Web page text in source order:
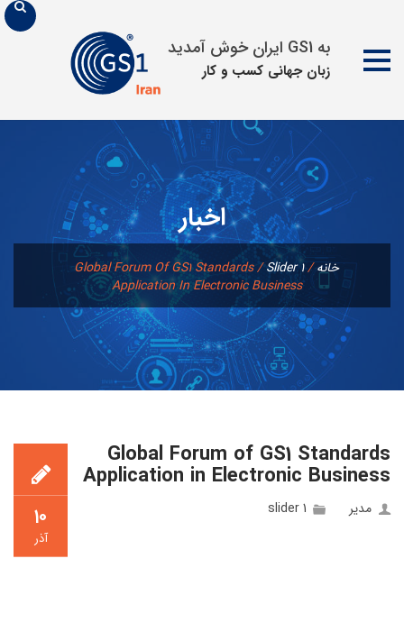
به GS1 ایران خوش آمدید
زبان جهانی كسب و كار
محتوا
اخبار
خانه/
Slider 1
/
Global Forum Of GS1 Standards
Application In Electronic Business
۱۰
آذر
Global Forum of GS1 Standards
Application in Electronic Business
مدیر slider 1